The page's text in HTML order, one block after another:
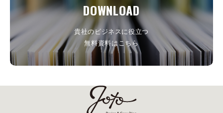
DOWNLOAD
貴社のビジネスに役立つ
無料資料はこちら